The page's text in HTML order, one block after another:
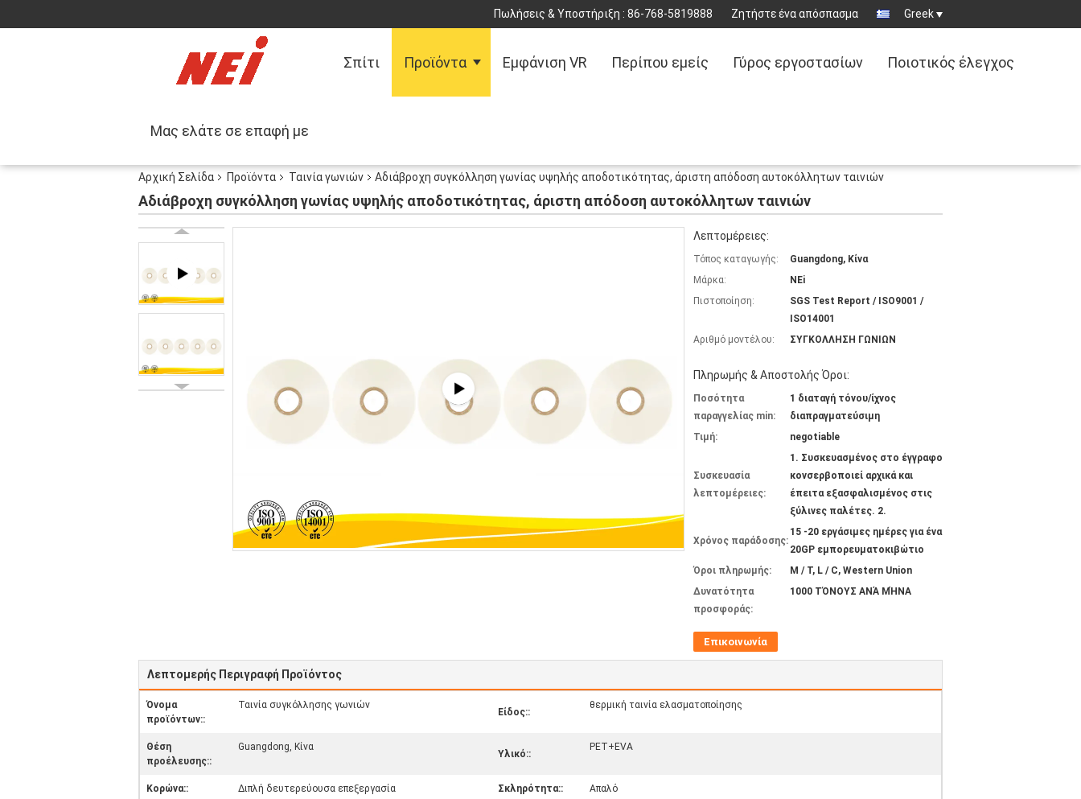
Πωλήσεις & Υποστήριξη : 86-768-5819888 Ζητήστε ένα απόσπασμα Greek
Σπίτι Προϊόντα Εμφάνιση VR Περίπου εμείς Γύρος εργοστασίων Ποιοτικός έλεγχος
Μας ελάτε σε επαφή με
Αρχική Σελίδα Προϊόντα Ταινία γωνιών Αδιάβροχη συγκόλληση γωνίας υψηλής αποδοτικότητας, άριστη απόδοση αυτοκόλλητων ταινιών
Αδιάβροχη συγκόλληση γωνίας υψηλής αποδοτικότητας, άριστη απόδοση αυτοκόλλητων ταινιών
Λεπτομέρειες:
Τόπος καταγωγής:
Guangdong, Κίνα
Μάρκα:
NEi
Πιστοποίηση:
SGS Test Report / ISO9001 /
ISO14001
Αριθμό μοντέλου:
ΣΥΓΚΟΛΛΗΣΗ ΓΩΝΙΩΝ
Πληρωμής & Αποστολής Όροι:
Ποσότητα
παραγγελίας min:
1 διαταγή τόνου/ίχνος
διαπραγματεύσιμη
Τιμή:
negotiable
Συσκευασία
λεπτομέρειες:
1. Συσκευασμένος στο έγγραφο
κονσερβοποιεί αρχικά και
έπειτα εξασφαλισμένος στις
ξύλινες παλέτες. 2.
Χρόνος παράδοσης:
15 -20 εργάσιμες ημέρες για ένα
20GP εμπορευματοκιβώτιο
Όροι πληρωμής:
Μ / Τ, L / C, Western Union
Δυνατότητα
προσφοράς:
1000 ΤΌΝΟΥΣ ΑΝΆ ΜΉΝΑ
Επικοινωνία
Λεπτομερής Περιγραφή Προϊόντος
Όνομα
προϊόντων::
Ταινία συγκόλλησης γωνιών
Είδος::
θερμική ταινία ελασματοποίησης
Θέση
προέλευσης::
Guangdong, Κίνα
Υλικό::
PET+EVA
Κορώνα:: Διπλή δευτερεύουσα επεξεργασία Σκληρότητα:: Απαλό